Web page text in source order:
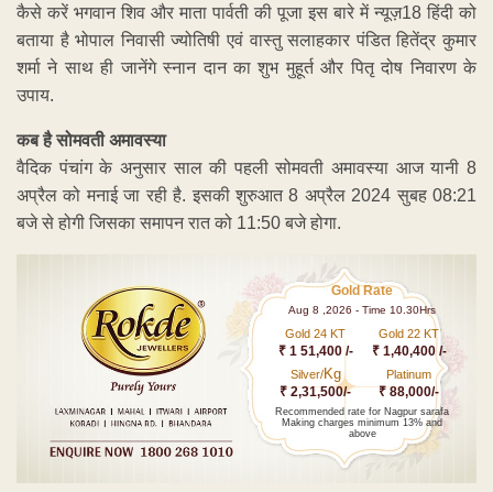
कैसे करें भगवान शिव और माता पार्वती की पूजा इस बारे में न्यूज़18 हिंदी को
बताया है भोपाल निवासी ज्योतिषी एवं वास्तु सलाहकार पंडित हितेंद्र कुमार
शर्मा ने साथ ही जानेंगे स्नान दान का शुभ मुहूर्त और पितृ दोष निवारण के
उपाय.
कब है सोमवती अमावस्या
वैदिक पंचांग के अनुसार साल की पहली सोमवती अमावस्या आज यानी 8
अप्रैल को मनाई जा रही है. इसकी शुरुआत 8 अप्रैल 2024 सुबह 08:21
बजे से होगी जिसका समापन रात को 11:50 बजे होगा.
Gold Rate
Aug 8 ,2026 - Time 10.30Hrs
Gold 24 KT
₹ 1 51,400 /-
Gold 22 KT
₹ 1,40,400 /-
Silver/Kg
₹ 2,31,500/-
Platinum
₹ 88,000/-
Recommended rate for Nagpur sarafa
Making charges minimum 13% and
above